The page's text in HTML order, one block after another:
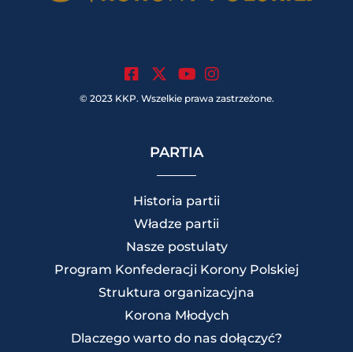
© 2023 KKP. Wszelkie prawa zastrzeżone.
PARTIA
Historia partii
Władze partii
Nasze postulaty
Program Konfederacji Korony Polskiej
Struktura organizacyjna
Korona Młodych
Dlaczego warto do nas dołączyć?